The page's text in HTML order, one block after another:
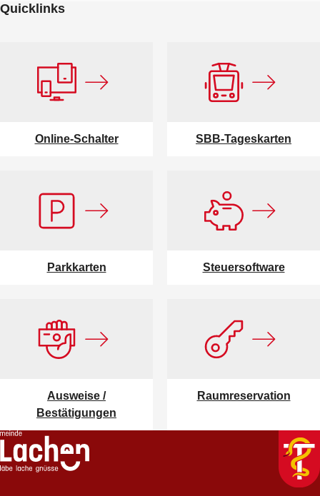
Quicklinks
Online-Schalter SBB-Tageskarten
Parkkarten Steuersoftware
Ausweise /
Bestätigungen
Raumreservation
Footer